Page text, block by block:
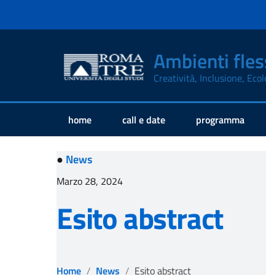
Ambienti
Creatività, Inclusione,
home call e date programma
● News
Marzo 28, 2024
Esito abstract
Home News Esito abstract